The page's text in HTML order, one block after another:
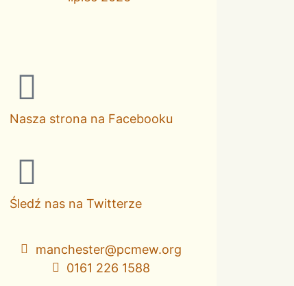
Nasza strona na Facebooku
Śledź nas na Twitterze
manchester@pcmew.org
0161 226 1588